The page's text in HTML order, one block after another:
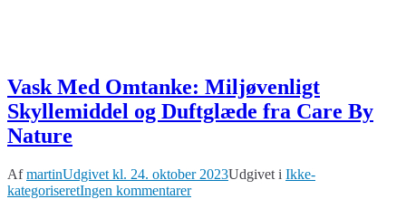
Vask Med Omtanke: Miljøvenligt
Skyllemiddel og Duftglæde fra Care By
Nature
AfmartinUdgivet kl. 24. oktober 2023Udgivet i Ikke-
kategoriseretIngen kommentarertil